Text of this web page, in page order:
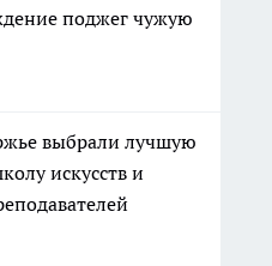
поджег чужую
выбрали лучшую
искусств и